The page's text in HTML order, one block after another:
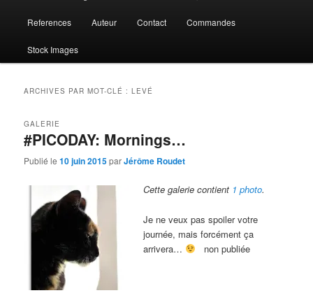
principal
References Auteur Contact Commandes
Stock Images
ARCHIVES PAR MOT-CLÉ :LEVÉ
#PICODAY: Mornings…
GALERIE
Publié le10 juin 2015parJérôme Roudet
Cette galerie contient 1 photo.
Je ne veux pas spoiler votre
journée, mais forcément ça
arrivera…
non publiée